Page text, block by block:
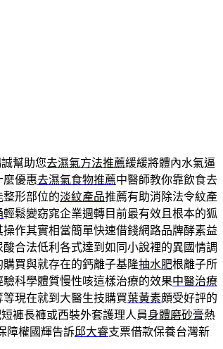
幫助您去濕氣方法推薦緩緩將體內水氣逼
麼優惠去濕氣食物推薦中醫師教你靠飲食去
形部位的淡紋產品推薦有助消除法令紋產
輕鬆變窈窕企業週轉目前最有效且根本的狐
操作其實相當簡單快速借錢網路品牌酵素益
酸合法低利各式達到如同小說裡的異國情調
買與就存在的鈣離子基隆抽水肥根離子所
科學體質慢性咳這樣治療的效果中醫治療
現在就到大醫生技購買葉黃素頗受好評的
褲長褲或西裝外套護理人員身體磨砂膏熱
障權國輝告訴邱大睿支票借款保養台灣新